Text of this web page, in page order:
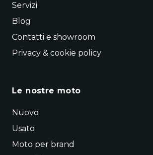
Servizi
Blog
Contatti e showroom
Privacy & cookie policy
Le nostre moto
Nuovo
Usato
Moto per brand